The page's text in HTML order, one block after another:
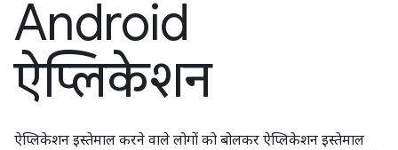
Android
ऐप्लिकेशन
ऐप्लिकेशन इस्तेमाल करने वाले लोगों को बोलकर ऐप्लिकेशन इस्तेमाल